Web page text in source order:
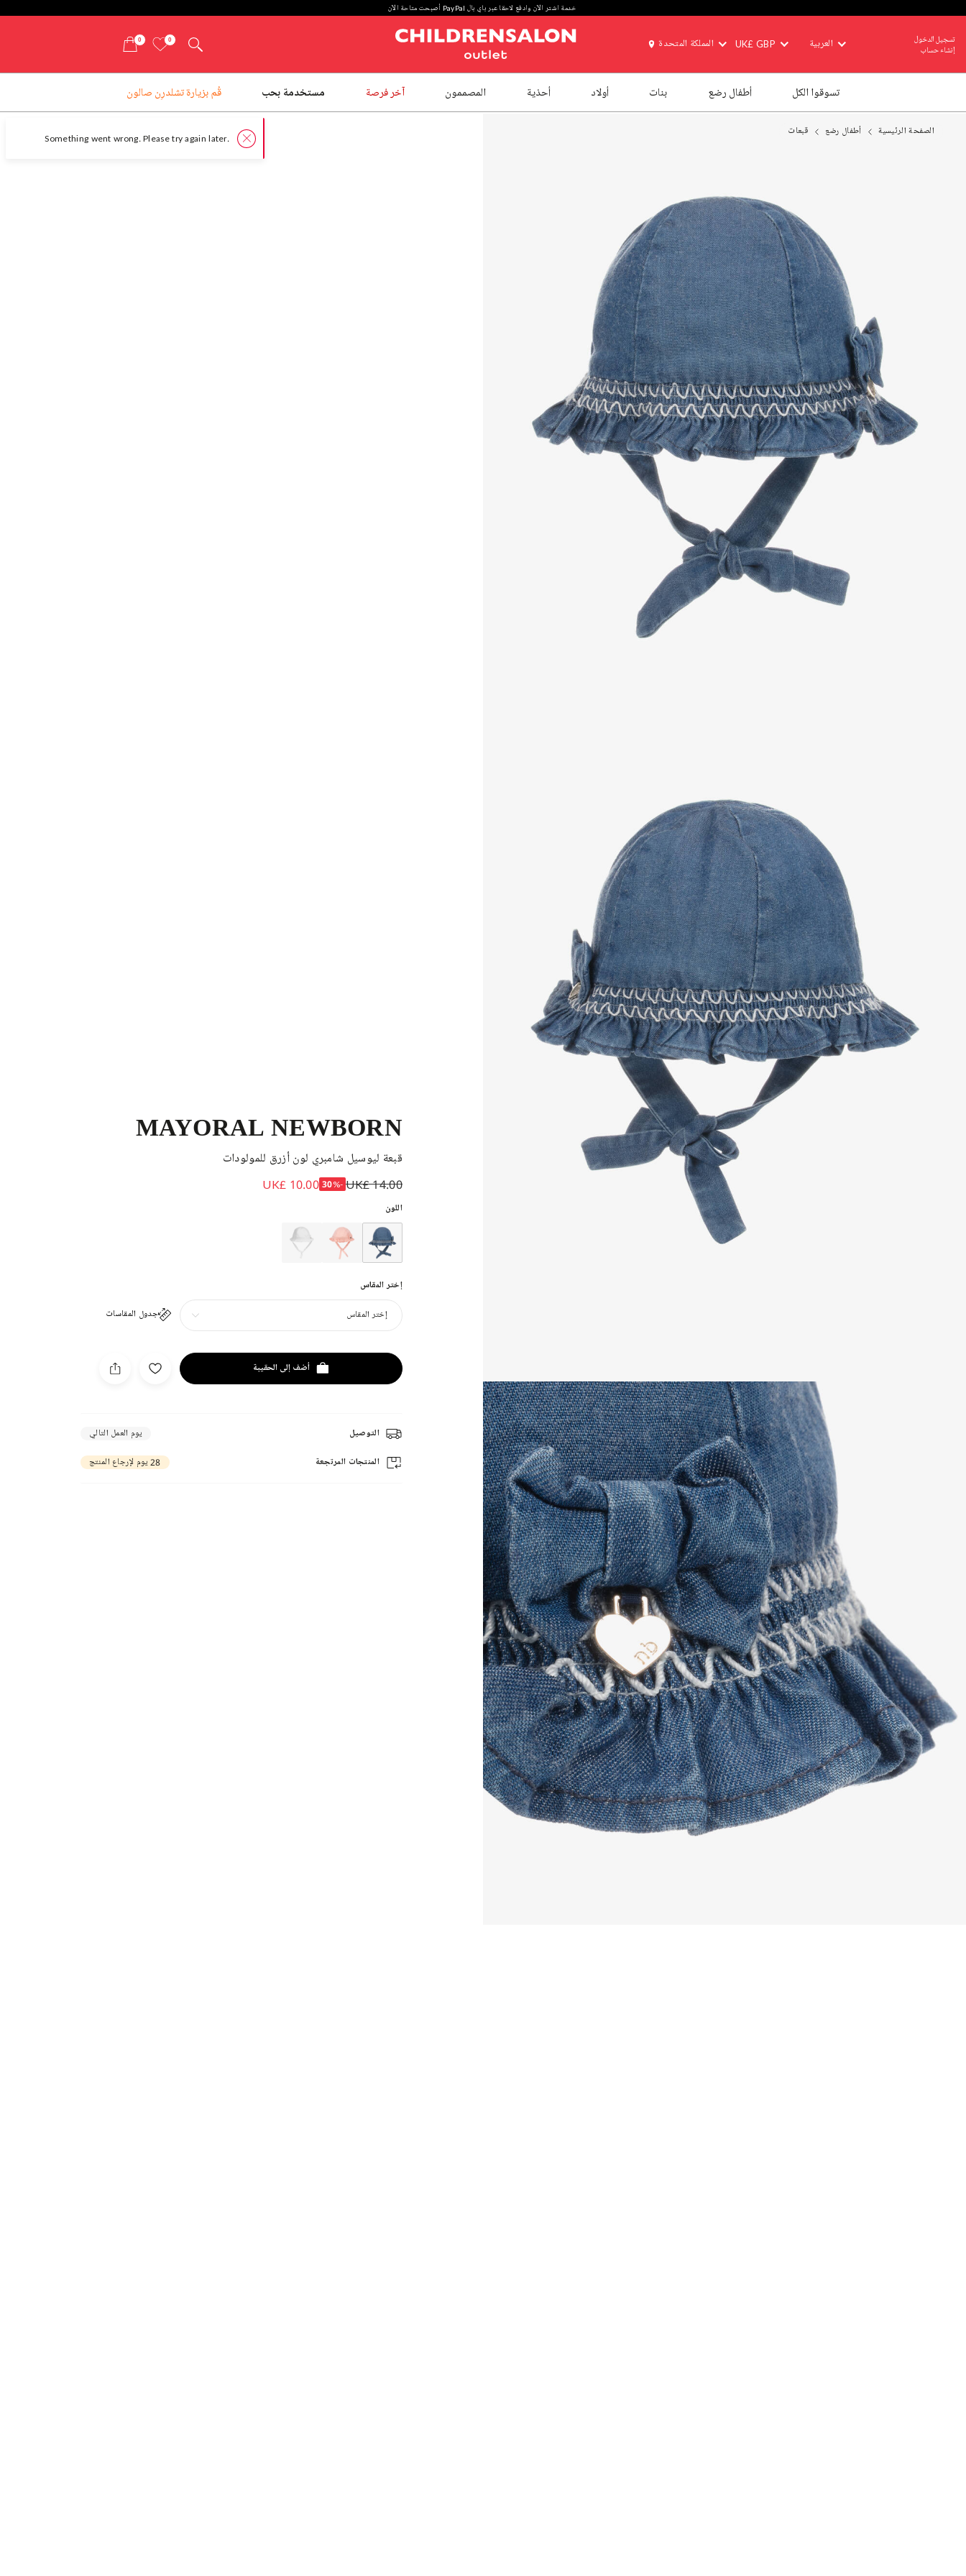
خدمة اشتر الآن وادفع لاحقا عبر باي بال PayPal أصبحت متاحة الآن
تسجيل الدخول
إنشاء حساب
العربية UK£ GBP المملكة المتحدة 0
0
تسوقوا الكل أطفال رضع بنات أولاد أحذية المصممون آخر فرصة مستخدمة بحب قُم بزيارة تشلدرِن صالون
الصفحة الرئيسية أطفال رضع قبعات
MAYORAL NEWBORN
قبعة ليوسيل شامبري لون أزرق للمولودات
UK£ 14.00
-30%
UK£ 10.00
اللون
إختر المقاس
جدول المقاسات إختر المقاس
أضف إلى الحقيبة
التوصيل يوم العمل التالي
المنتجات المرتجعة 28 يوم لإرجاع المنتج